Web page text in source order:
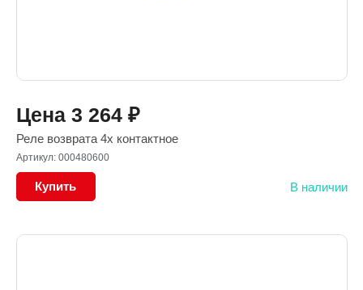
Цена 3 264 ₽
Реле возврата 4х контактное
Артикул: 000480600
Купить В наличии